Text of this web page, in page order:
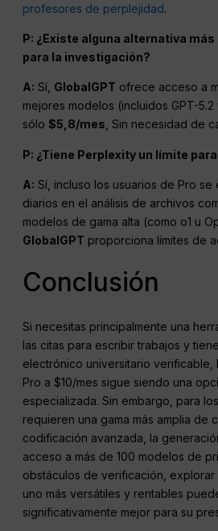
profesores de perplejidad.
P: ¿Existe alguna alternativa
para la investigación?
A: Sí, GlobalGPT ofrece acceso a
mejores modelos (incluidos GPT-
sólo$5,8/mes , Sin necesidad de
P: ¿Tiene Perplexity un límite
A: Sí, incluso los usuarios de Pro se
diarios en el análisis de archivos
modelos de gama alta (como o1 u
GlobalGPT proporciona límites de
Conclusión
Si necesitas principalmente una
las citas para escribir trabajos y
electrónico universitario verificable,
Pro a $10/mes sigue siendo una
especializada. Sin embargo, para
requieren una gama más amplia de
codificación avanzada, la
acceso a más de 100 modelos de
obstáculos de verificación, explorar
uno más versátiles y rentables
significativamente mejor para su